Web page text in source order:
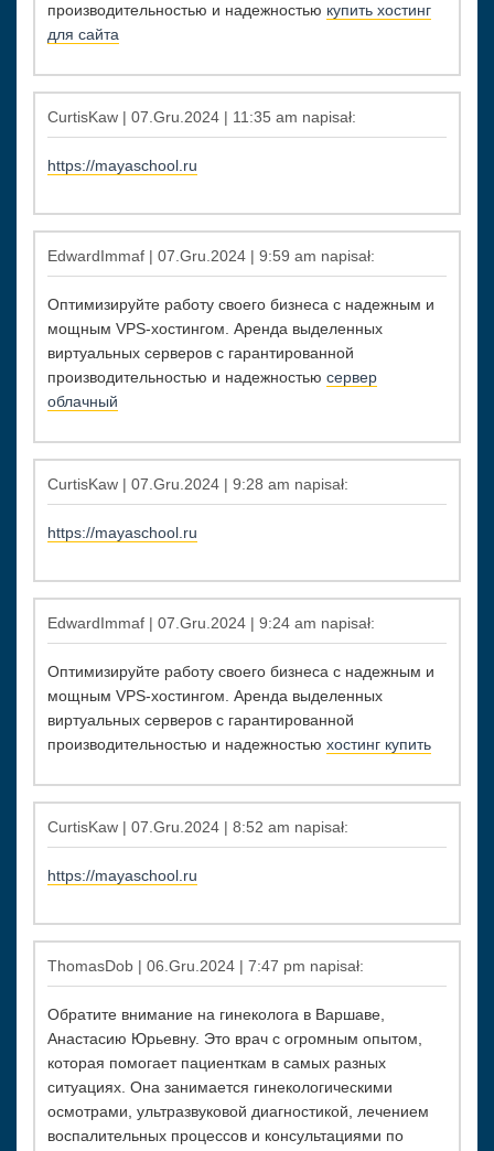
производительностью и надежностью купить хостинг
для сайта
CurtisKaw | 07.Gru.2024 | 11:35 am napisał:
https://mayaschool.ru
EdwardImmaf | 07.Gru.2024 | 9:59 am napisał:
Оптимизируйте работу своего бизнеса с надежным и
мощным VPS-хостингом. Аренда выделенных
виртуальных серверов с гарантированной
производительностью и надежностью сервер
облачный
CurtisKaw | 07.Gru.2024 | 9:28 am napisał:
https://mayaschool.ru
EdwardImmaf | 07.Gru.2024 | 9:24 am napisał:
Оптимизируйте работу своего бизнеса с надежным и
мощным VPS-хостингом. Аренда выделенных
виртуальных серверов с гарантированной
производительностью и надежностью хостинг купить
CurtisKaw | 07.Gru.2024 | 8:52 am napisał:
https://mayaschool.ru
ThomasDob | 06.Gru.2024 | 7:47 pm napisał:
Обратите внимание на гинеколога в Варшаве,
Анастасию Юрьевну. Это врач с огромным опытом,
которая помогает пациенткам в самых разных
ситуациях. Она занимается гинекологическими
осмотрами, ультразвуковой диагностикой, лечением
воспалительных процессов и консультациями по